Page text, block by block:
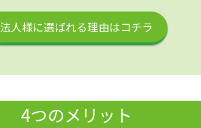
法人様に選ばれる理由はコチラ
4つのメリット